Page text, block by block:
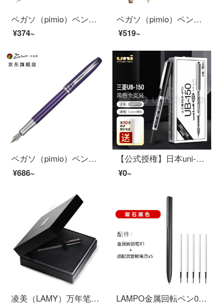
ペガソ（pimio）ペンサインペン男性女性学生用大人の習字ペン0.5 mmインク筆イスターシリーズ618スクラブホワイト
¥374~
ペガソ（pimio）ペンサインペン男性女史習字ペン学生用大人習字インクペン0.5 mm曼陀林シリーズ717バラ金
¥519~
ペガソ（pimio）ペンサインペン女史オフィス大人書写学生用0.5 mmインクペンワナシリーズ936魅惑紫
¥686~
【公式授権】日本uni-ballサインペン三菱ニュートラル万年筆ブラックUB-150ストレート万年筆【店長オススメ】0.5 mmブラッククラシック10本入り
¥0~
凌美（LAMY）万年笔礼装箱IMPORIUM帝国シリーズ黒タイガー14 K金ペン先ビジネスギフト署名ペンEF 0.5 mm
LAMPO金属回転ペン0.5 MMビジネスアルミ合金高級署名ペン学生用中性ペンプレゼント簡単欧米標準G 2ペン芯で共同購入して注文します。